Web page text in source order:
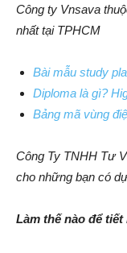
Công ty Vnsava
nhất tại TPHCM
Bài mẫu study
Diploma là gì?
Bảng mã vùng
Công Ty TNHH Tư
cho những bạn có
Làm thế nào để